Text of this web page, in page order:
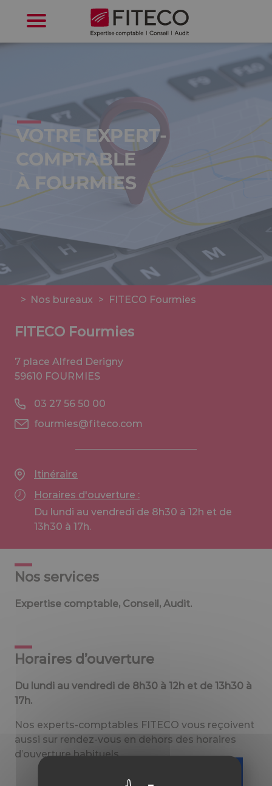
VOTRE EXPERT-
COMPTABLE
À FOURMIES
> Nos bureaux > FITECO Fourmies
FITECO Fourmies
7 place Alfred Derigny
59610 FOURMIES
03 27 56 50 00
fourmies@fiteco.com
Itinéraire
Horaires d'ouverture :
Du lundi au vendredi de 8h30 à 12h et de
13h30 à 17h.
Nos services
Expertise comptable, Conseil, Audit.
Horaires d’ouverture
Du lundi au vendredi de 8h30 à 12h et de 13h30 à
17h.
Nos experts-comptables FITECO vous reçoivent
aussi sur rendez-vous en dehors des horaires
d’ouverture habituels.
Cookies management panel